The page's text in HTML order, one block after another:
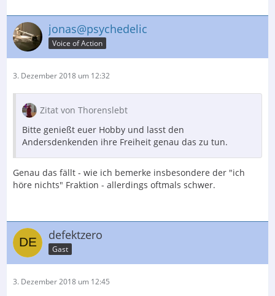
jonas@psychedelic
Voice of Action
3. Dezember 2018 um 12:32
Zitat von Thorenslebt
Bitte genießt euer Hobby und lasst den
Andersdenkenden ihre Freiheit genau das zu tun.
Genau das fällt - wie ich bemerke insbesondere der "ich
höre nichts" Fraktion - allerdings oftmals schwer.
defektzero
Gast
3. Dezember 2018 um 12:45